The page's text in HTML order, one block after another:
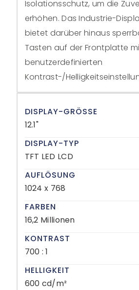
Isolationsschutz, um die
erhöhen. Das Industrie-
bietet darüber hinaus
Tasten auf der Frontplatte
benutzerdefinierten
Kontrast-/
DISPLAY-GRÖSSE
12.1"
DISPLAY-TYP
TFT LED LCD
AUFLÖSUNG
1024 x 768
FARBEN
16,2 Millionen
KONTRAST
700 : 1
HELLIGKEIT
600 cd/m²